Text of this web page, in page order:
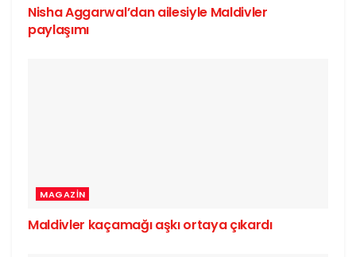
Nisha Aggarwal’dan ailesiyle Maldivler
paylaşımı
MAGAZIN
Maldivler kaçamağı aşkı ortaya çıkardı